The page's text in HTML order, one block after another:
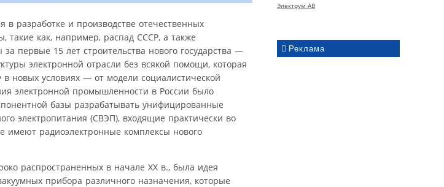
Электрум АВ
Реклама
в разработке и производстве отечественных
такие как, например, распад СССР, а также
первые 15 лет строительства нового государства —
электронной отрасли без всякой помощи, которая
новых условиях — от модели социалистической
электронной промышленности в России было
базы разрабатывать унифицированные
электропитания (СВЭП), входящие практически во
имеют радио­электронные комплексы нового
распространенных в начале XX в., была идея
прибора различного назначения, которые